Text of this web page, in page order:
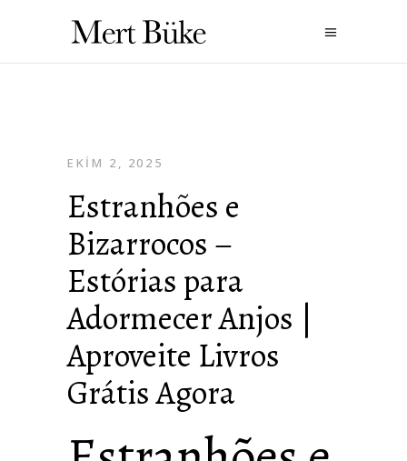
EKIM 2, 2025
Estranhões e
Bizarrocos –
Estórias para
Adormecer Anjos |
Aproveite Livros
Grátis Agora